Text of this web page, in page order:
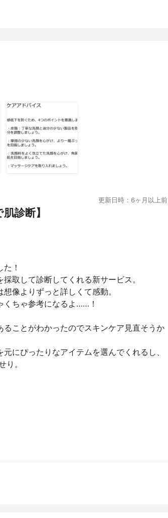
更新日時：6ヶ月以上前
診断】
！
取して診断してくれる新サービス。
像よりずっと詳しくて感動。
くちゃ参考になるよ……！
ことがわかったのでスキンケア見直そうか
にぴったりなアイテムを選んでくれるし、
り。